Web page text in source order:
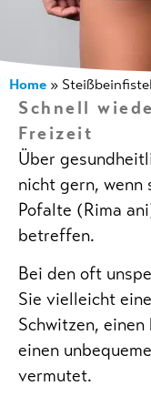
Home » Steißbeinfistel
Schnell
Freizeit
Über
nicht gern, wenn
Pofalte (Rima
betreffen.
Bei den oft
Sie vielleicht
Schwitzen, einen
einen
vermutet.